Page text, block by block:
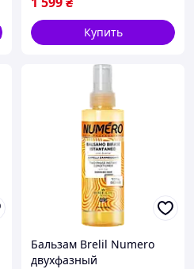
Купить
Бальзам Brelil Numero
двухфазный